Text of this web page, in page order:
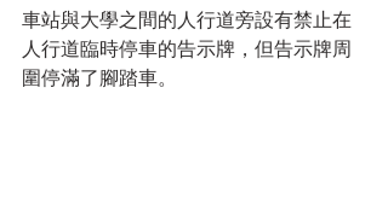
車站與大學之間的人行道旁設有禁止在
人行道臨時停車的告示牌，但告示牌周
圍停滿了腳踏車。